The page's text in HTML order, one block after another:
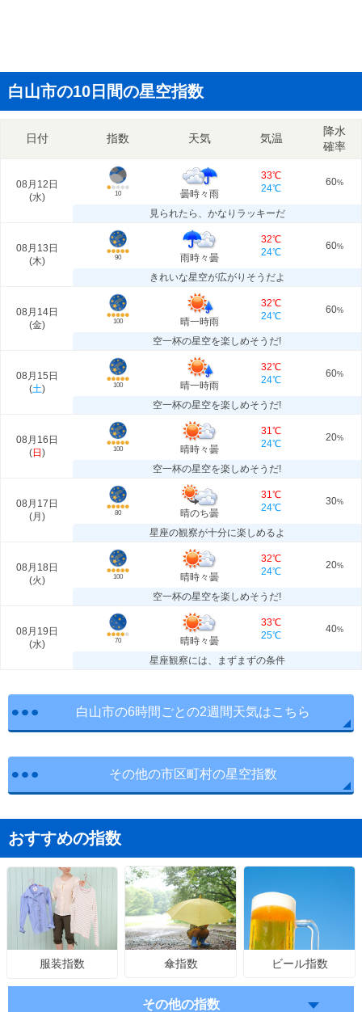
白山市の10日間の星空指数
日付 指数 天気 気温
降水
確率
08月12日
(水) 10 曇時々雨
33℃
24℃
60%
見られたら、かなりラッキーだ
08月13日
(木) 90 雨時々曇
32℃
24℃
60%
きれいな星空が広がりそうだよ
08月14日
(金) 100 晴一時雨
32℃
24℃
60%
空一杯の星空を楽しめそうだ!
08月15日
(土) 100 晴一時雨
32℃
24℃
60%
空一杯の星空を楽しめそうだ!
08月16日
(日 ) 100 晴時々曇
31℃
24℃
20%
空一杯の星空を楽しめそうだ!
08月17日
(月 ) 80 晴のち曇
31℃
24℃
30%
星座の観察が十分に楽しめるよ
08月18日
(火) 100 晴時々曇
32℃
24℃
20%
空一杯の星空を楽しめそうだ!
08月19日
(水) 70 晴時々曇
33℃
25℃
40%
星座観察には、まずまずの条件
白山市の6時間ごとの2週間天気はこちら
その他の市区町村の星空指数
おすすめの指数
服装指数 傘指数 ビール指数
その他の指数